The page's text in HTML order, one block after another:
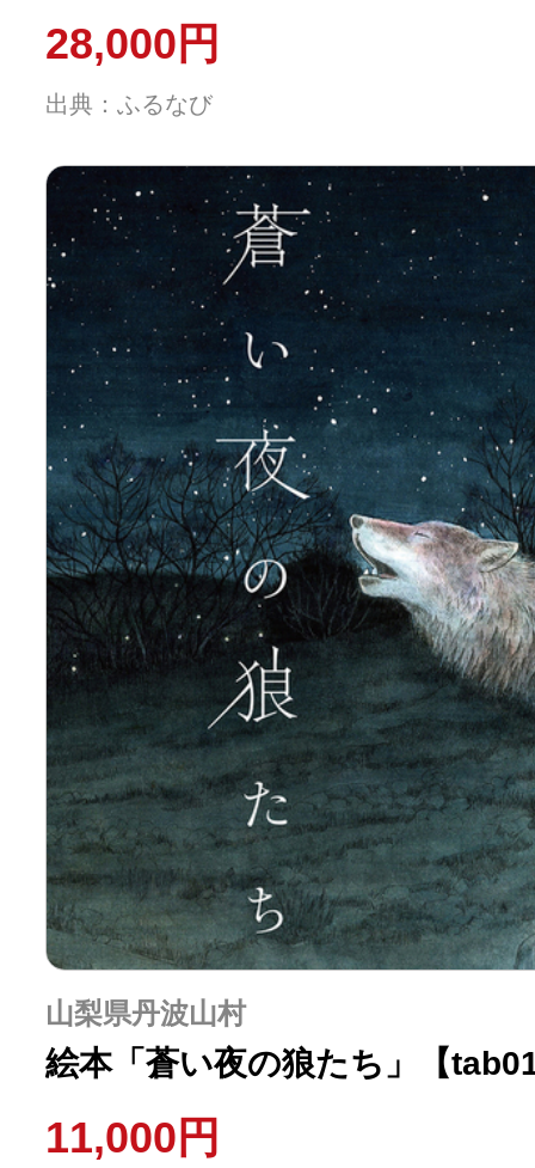
の共通返礼品】【tab0167】
28,000円
出典：ふるなび
山梨県丹波山村
絵本「蒼い夜の狼たち」【
11,000円